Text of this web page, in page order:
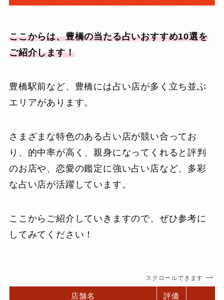
ここからは、豊橋の当たる占いおすすめ10選を
ご紹介します！
豊橋駅前など、豊橋には占い店が多く立ち並ぶ
エリアがあります。
さまざまな特色のある占い店が競い合ってお
り、的中率が高く、親身になってくれると評判
のお店や、恋愛の鑑定に強い占い店など、多彩
な占い店が活躍しています。
ここからご紹介していきますので、ぜひ参考に
してみてください！
スクロールできます
店舗名 評価